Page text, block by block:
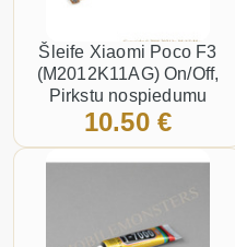
Šleife Xiaomi Poco F3
(M2012K11AG) On/Off,
Pirkstu nospiedumu
sensors Zils
10.50 €